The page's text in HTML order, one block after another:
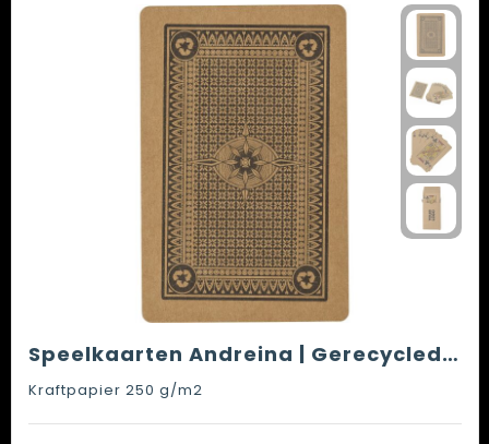
Speelkaarten Andreina | Gerecycled | 54 kaarten
Kraftpapier 250 g/m2